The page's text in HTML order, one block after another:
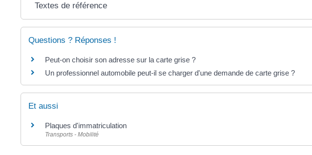
Textes de référence
Questions ? Réponses !
Peut-on choisir son adresse sur la carte grise ?
Un professionnel automobile peut-il se charger d'une demande de carte grise ?
Et aussi
Plaques d'immatriculation
Transports - Mobilité